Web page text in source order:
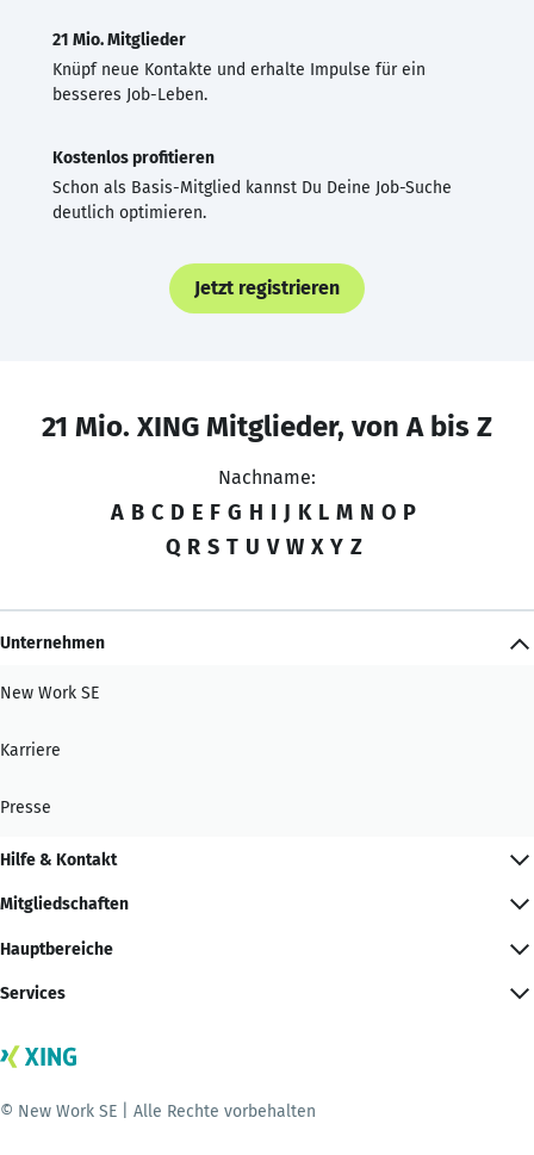
21 Mio. Mitglieder
Knüpf neue Kontakte und erhalte Impulse für ein
besseres Job-Leben.
Kostenlos profitieren
Schon als Basis-Mitglied kannst Du Deine Job-Suche
deutlich optimieren.
Jetzt registrieren
21 Mio. XING Mitglieder, von A bis Z
Nachname:
A B C D E F G H I J K L M N O P
Q R S T U V W X Y Z
Unternehmen
New Work SE
Karriere
Presse
Hilfe & Kontakt
Mitgliedschaften
Hauptbereiche
Services
© New Work SE | Alle Rechte vorbehalten